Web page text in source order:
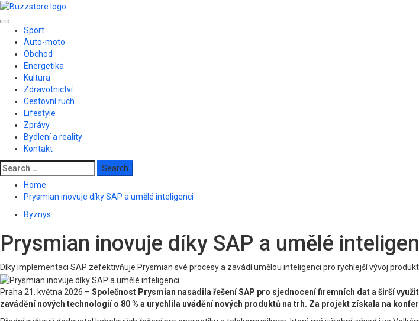
Skip
content
Primary
Menu
Sport
Auto-moto
Obchod
Energetika
Kultura
Zdravotnictví
Cestovní ruch
Lifestyle
Zprávy
Bydlení a reality
Kontakt
Search
for:
Home
Prysmian inovuje díky SAP a umělé inteligenci
Byznys
Prysmian inovuje díky SAP a umělé
Díky implementaci SAP zefektivňuje Prysmian své procesy a zavádí umělou inteligenci pro rychlejší vývoj
Praha 21. května 2026 – Společnost Prysmian nasadila řešení SAP pro sjednocení firemních dat a širší
zavádění nových technologií o 80 % a urychlila uvádění nových produktů na trh. Za projekt získala na